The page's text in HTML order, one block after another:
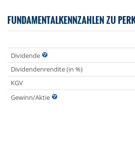
FUNDAMENTALKENNZAHLEN ZU
Dividende
Dividendenrendite (in %)
KGV
Gewinn/Aktie